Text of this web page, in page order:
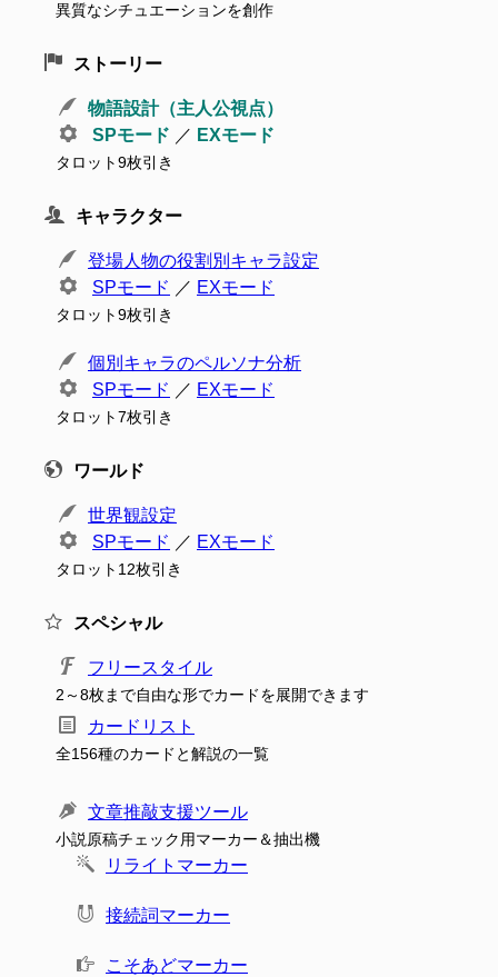
異質なシチュエーションを創作
ストーリー
物語設計（主人公視点）
SPモード ／ EXモード
タロット9枚引き
キャラクター
登場人物の役割別キャラ設定
SPモード ／ EXモード
タロット9枚引き
個別キャラのペルソナ分析
SPモード ／ EXモード
タロット7枚引き
ワールド
世界観設定
SPモード ／ EXモード
タロット12枚引き
スペシャル
フリースタイル
2～8枚まで自由な形でカードを展開できます
カードリスト
全156種のカードと解説の一覧
文章推敲支援ツール
小説原稿チェック用マーカー＆抽出機
リライトマーカー
接続詞マーカー
こそあどマーカー